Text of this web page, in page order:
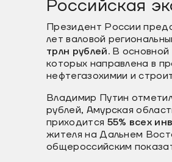
Российская
Президент России
лет валовой
трлн рублей. В основной
которых направлена в
нефтегазохимии и
Владимир Путин
рублей, Амурская
приходится 55% всех
жителя на Дальнем
общероссийским